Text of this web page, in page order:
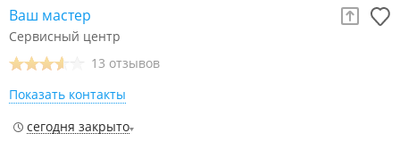
Ваш мастер
Сервисный центр
13 отзывов
Показать контакты
сегодня закрыто